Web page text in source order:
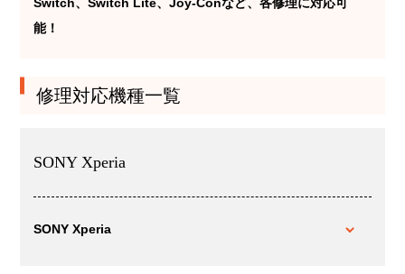
能！
修理対応機種一覧
SONY Xperia
SONY Xperia